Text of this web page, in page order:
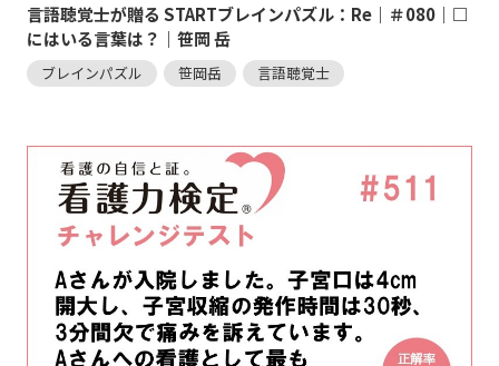
言語聴覚士が贈る STARTブレインパズル：Re｜＃080｜□
にはいる言葉は？｜笹岡 岳
ブレインパズル 笹岡岳 言語聴覚士